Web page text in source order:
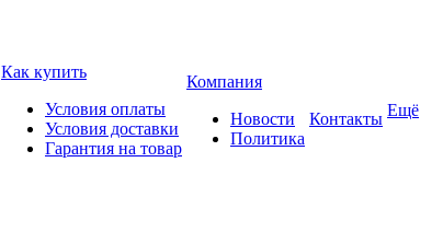
Как купить
Условия оплаты
Условия доставки
Гарантия на товар
Компания
Новости
Политика
Контакты Ещё